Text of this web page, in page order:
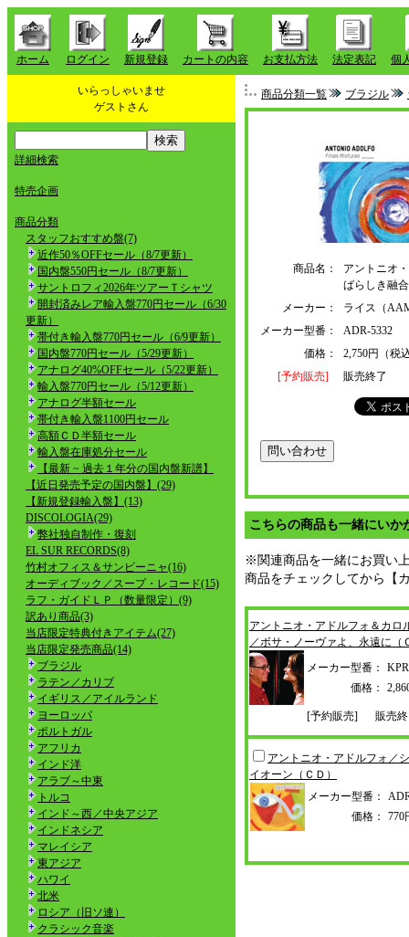
ホーム ログイン 新規登録 カートの内容 お支払方法 法定表記 個
いらっしゃいませ
ゲストさん
詳細検索
特売企画
商品分類
スタッフおすすめ盤(7)
近作50％OFFセール（8/7更新）
国内盤550円セール（8/7更新）
サントロフィ2026年ツアーＴシャツ
開封済みレア輸入盤770円セール（6/30
更新）
帯付き輸入盤770円セール（6/9更新）
国内盤770円セール（5/29更新）
アナログ40%OFFセール（5/22更新）
輸入盤770円セール（5/12更新）
アナログ半額セール
帯付き輸入盤1100円セール
高額ＣＤ半額セール
輸入盤在庫処分セール
【最新 ~ 過去１年分の国内盤新譜】
【近日発売予定の国内盤】(29)
【新規登録輸入盤】(13)
DISCOLOGIA(29)
弊社独自制作・復刻
EL SUR RECORDS(8)
竹村オフィス＆サンビーニャ(16)
オーディブック／スープ・レコード(15)
ラフ・ガイドＬＰ（数量限定）(9)
訳あり商品(3)
当店限定特典付きアイテム(27)
当店限定発売商品(14)
ブラジル
ラテン／カリブ
イギリス／アイルランド
ヨーロッパ
ポルトガル
アフリカ
インド洋
アラブ～中東
トルコ
インド～西／中央アジア
インドネシア
マレイシア
東アジア
ハワイ
北米
ロシア（旧ソ連）
クラシック音楽
商品分類一覧 ブラジル
商品名：
アントニオ
ばらしき融
メーカー：
ライス（
メーカー型番：
ADR-5332
価格：
2,750円（税
[予約販売]
販売終了
こちらの商品も一緒にいか
※関連商品を一緒にお買い
商品をチェックしてから【
アントニオ・アドルフォ＆カロ
／ボサ・ノーヴァよ、永遠に（
メーカー型番：
価格：
[予約販売] 販売
アントニオ・アドルフォ／
イオーン（ＣＤ）
メーカー型番：
価格：
770